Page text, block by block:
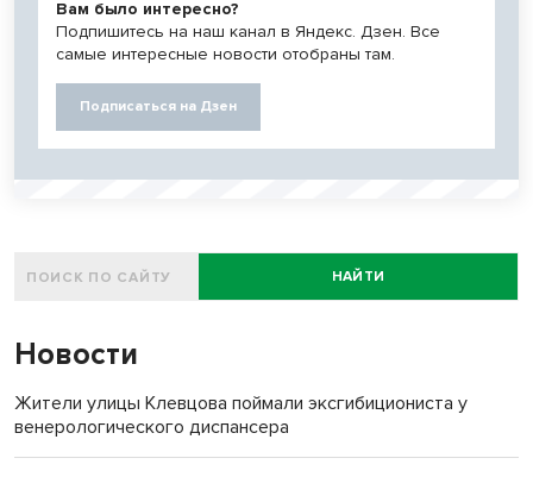
Вам было интересно?
Подпишитесь на наш канал в Яндекс. Дзен. Все
самые интересные новости отобраны там.
Подписаться на Дзен
НАЙТИ
Новости
Жители улицы Клевцова поймали эксгибициониста у
венерологического диспансера